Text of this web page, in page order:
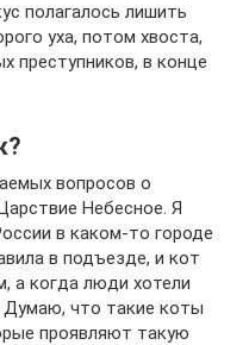
полагалось лишить
уха, потом хвоста,
преступников, в конце
вопросов о
Небесное. Я
в каком-то городе
в подъезде, и кот
а когда люди хотели
Думаю, что такие коты
проявляют такую